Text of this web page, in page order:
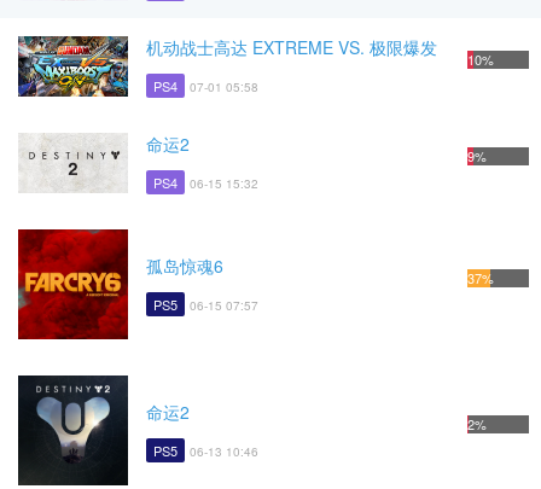
机动战士高达 EXTREME VS. 极限爆发
PS4 07-01 05:58
10%
命运2
PS4 06-15 15:32
9%
孤岛惊魂6
PS5 06-15 07:57
37%
命运2
PS5 06-13 10:46
2%